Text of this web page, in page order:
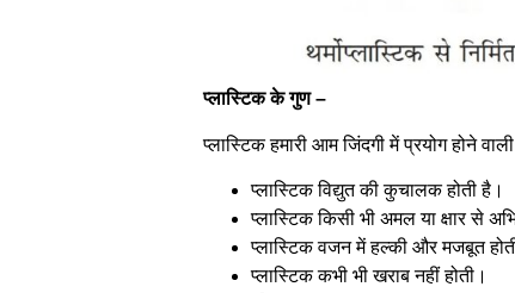
प्लास्टिक के गुण –
प्लास्टिक हमारी आम जिंदगी में प्रयोग होने
प्लास्टिक विद्युत की कुचालक होती है।
प्लास्टिक किसी भी अमल या क्षार से
प्लास्टिक वजन में हल्की और मजबूत
प्लास्टिक कभी भी खराब नहीं होती।